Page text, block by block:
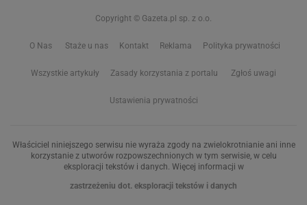
Copyright © Gazeta.pl sp. z o.o.
O Nas Staże u nas Kontakt Reklama Polityka prywatności
Wszystkie artykuły Zasady korzystania z portalu Zgłoś uwagi
Ustawienia prywatności
Właściciel niniejszego serwisu nie wyraża zgody na zwielokrotnianie ani inne
korzystanie z utworów rozpowszechnionych w tym serwisie, w celu
eksploracji tekstów i danych. Więcej informacji w
zastrzeżeniu dot. eksploracji tekstów i danych